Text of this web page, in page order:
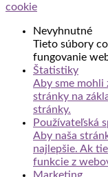
cookie
Nevyhnutné
Tieto súbory
fungovanie
Štatistiky
Aby sme
stránky na
stránky.
Používateľská
Aby naša
najlepšie. Ak
funkcie z